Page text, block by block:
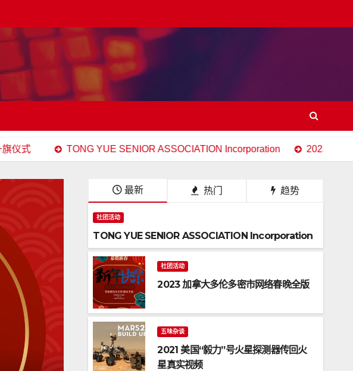
TONG YUE SENIOR ASSOCIATION Incorporation 2023 加拿大多伦
最新 热门 趋势
社团活动
TONG YUE SENIOR ASSOCIATION Incorporation
社团活动
2023 加拿大多伦多密市网络春晚全版
五味杂谈
2021 美国“毅力”号火星探测器传回火
星真实视频